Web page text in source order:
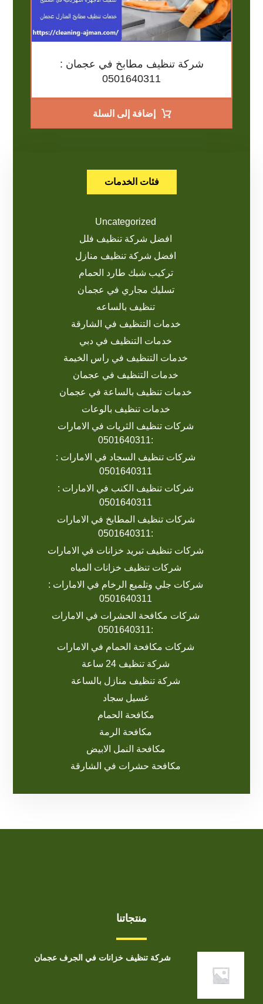
شركة تنظيف مطابخ في عجمان :
0501640311
إضافة إلى السلة
فئات الخدمات
Uncategorized
افضل شركة تنظيف فلل
افضل شركة تنظيف منازل
تركيب شبك طارد الحمام
تسليك مجاري في عجمان
تنظيف بالساعه
خدمات التنظيف في الشارقة
خدمات التنظيف في دبي
خدمات التنظيف في راس الخيمة
خدمات التنظيف في عجمان
خدمات تنظيف بالساعة في عجمان
خدمات تنظيف بالوعات
شركات تنظيف الثريات في الامارات
:0501640311
شركات تنظيف السجاد في الامارات :
0501640311
شركات تنظيف الكنب في الامارات :
0501640311
شركات تنظيف المطابخ في الامارات
:0501640311
شركات تنظيف تبريد خزانات في الامارات
شركات تنظيف خزانات المياه
شركات جلي وتلميع الرخام في الامارات :
0501640311
شركات مكافحة الحشرات في الامارات
:0501640311
شركات مكافحة الحمام في الامارات
شركة تنظيف 24 ساعة
شركة تنظيف منازل بالساعة
غسيل سجاد
مكافحة الحمام
مكافحة الرمة
مكافحة النمل الابيض
مكافحة حشرات في الشارقة
منتجاتنا
شركة تنظيف خزانات في الجرف عجمان